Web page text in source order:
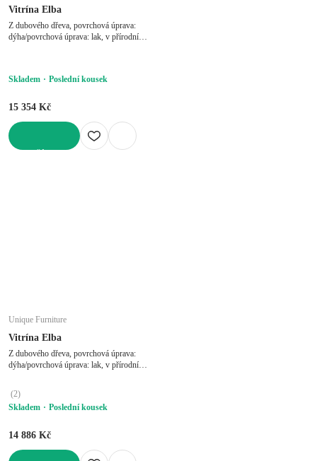
Vitrína Elba
Z dubového dřeva, povrchová úprava:
dýha/povrchová úprava: lak, v přírodní
Skladem
Poslední kousek
15 354 Kč
Unique Furniture
Vitrína Elba
Z dubového dřeva, povrchová úprava:
dýha/povrchová úprava: lak, v přírodní
(2)
Skladem
Poslední kousek
14 886 Kč